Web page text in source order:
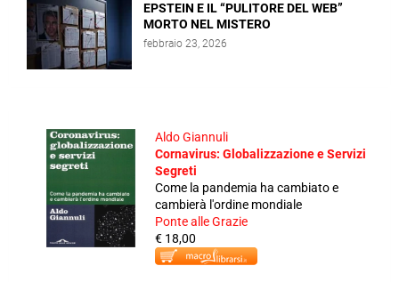
EPSTEIN E IL “PULITORE DEL WEB”
MORTO NEL MISTERO
febbraio 23, 2026
Aldo Giannuli
Cornavirus: Globalizzazione e Servizi
Segreti
Come la pandemia ha cambiato e
cambierà l'ordine mondiale
Ponte alle Grazie
€ 18,00